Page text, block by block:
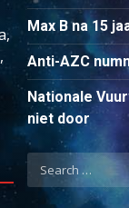
Max B na 15
Anti-AZC
Nationale
niet door
Search
for: